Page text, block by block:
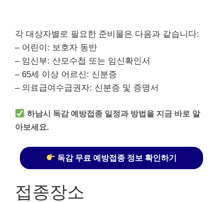
각 대상자별로 필요한 준비물은 다음과 같습니다:
– 어린이: 보호자 동반
– 임신부: 산모수첩 또는 임신확인서
– 65세 이상 어르신: 신분증
– 의료급여수급권자: 신분증 및 증명서
하남시 독감 예방접종 일정과 방법을 지금 바로 알
아보세요.
독감 무료 예방접종 정보 확인하기
접종장소